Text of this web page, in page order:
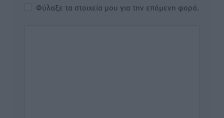
Φύλαξε τα στοιχεία μου για την επόμενη φορά.